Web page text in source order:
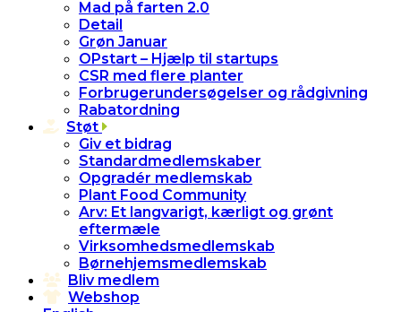
Mad på farten 2.0
Detail
Grøn Januar
OPstart – Hjælp til startups
CSR med flere planter
Forbrugerundersøgelser og rådgivning
Rabatordning
Støt
Giv et bidrag
Standardmedlemskaber
Opgradér medlemskab
Plant Food Community
Arv: Et langvarigt, kærligt og grønt
eftermæle
Virksomhedsmedlemskab
Børnehjemsmedlemskab
Bliv medlem
Webshop